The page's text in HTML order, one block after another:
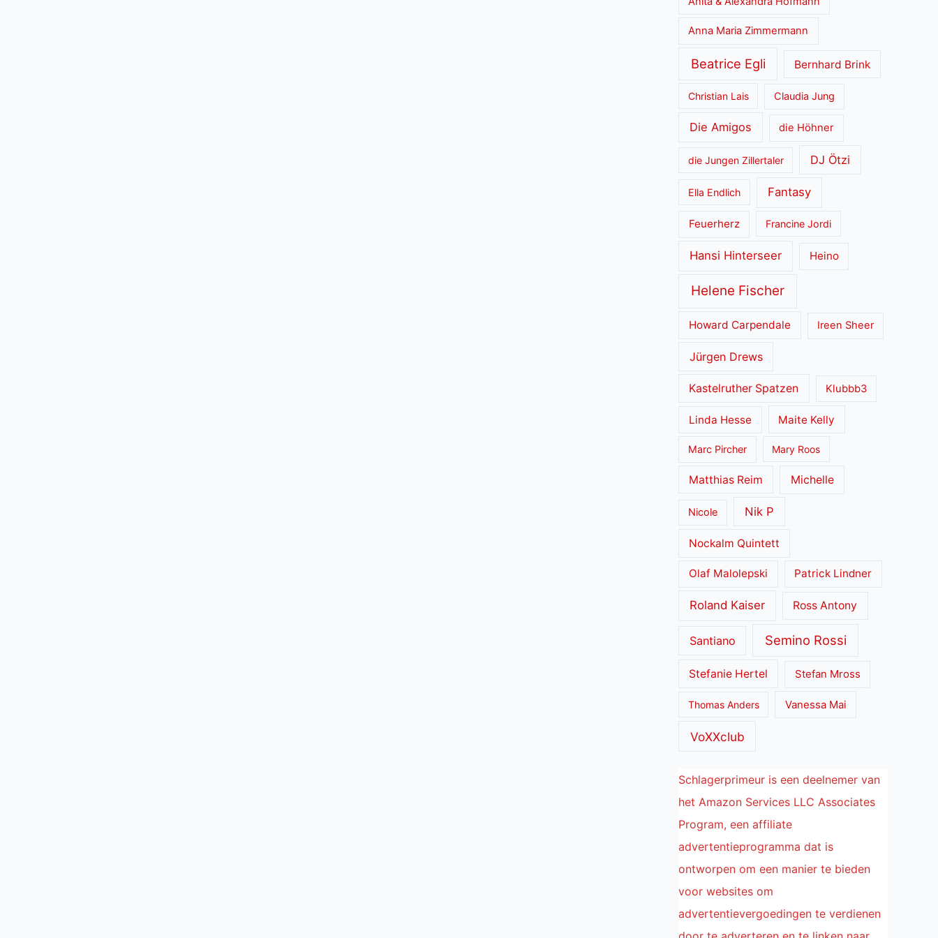
Anna Maria Zimmermann
Beatrice Egli Bernhard Brink
Christian Lais Claudia Jung
Die Amigos die Höhner
die Jungen Zillertaler DJ Ötzi
Ella Endlich Fantasy
Feuerherz Francine Jordi
Hansi Hinterseer Heino
Helene Fischer
Howard Carpendale Ireen Sheer
Jürgen Drews
Kastelruther Spatzen Klubbb3
Linda Hesse Maite Kelly
Marc Pircher Mary Roos
Matthias Reim Michelle
Nicole Nik P
Nockalm Quintett
Olaf Malolepski Patrick Lindner
Roland Kaiser Ross Antony
Santiano Semino Rossi
Stefanie Hertel Stefan Mross
Thomas Anders Vanessa Mai
VoXXclub
Schlagerprimeur is een deelnemer van
het Amazon Services LLC Associates
Program, een affiliate
advertentieprogramma dat is
ontworpen om een manier te bieden
voor websites om
advertentievergoedingen te verdienen